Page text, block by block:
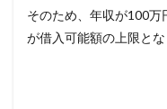
そのため、年収が100万
が借入可能額の上限とな